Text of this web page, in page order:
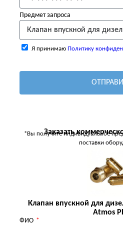
Предмет запроса
Я принимаю Политику
Заказать
*Вы получите индивидуальное
поставки
Клапан впускной для
Atmos
ФИО